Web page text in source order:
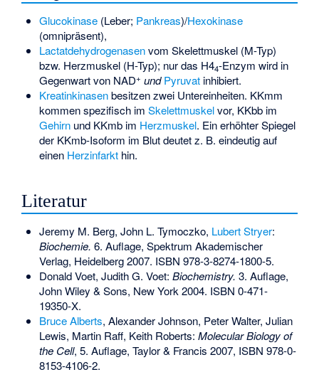
Glucokinase(Leber; Pankreas)/Hexokinase
(omnipräsent),
Lactatdehydrogenasenvom Skelettmuskel (M-Typ)
bzw. Herzmuskel (H-Typ); nur das H44-Enzym wird in
Gegenwart von NAD+ und Pyruvatinhibiert.
Kreatinkinasenbesitzen zwei Untereinheiten. KKmm
kommen spezifisch im Skelettmuskelvor, KKbb im
Gehirnund KKmb im Herzmuskel. Ein erhöhter Spiegel
der KKmb-Isoform im Blut deutet z. B. eindeutig auf
einen Herzinfarkthin.
Literatur
Jeremy M. Berg, John L. Tymoczko, Lubert Stryer:
Biochemie. 6. Auflage, Spektrum Akademischer
Verlag, Heidelberg 2007. ISBN 978-3-8274-1800-5.
Donald Voet, Judith G. Voet: Biochemistry. 3. Auflage,
John Wiley & Sons, New York 2004. ISBN 0-471-
19350-X.
Bruce Alberts, Alexander Johnson, Peter Walter, Julian
Lewis, Martin Raff, Keith Roberts: Molecular Biology of
the Cell, 5. Auflage, Taylor & Francis 2007, ISBN 978-0-
8153-4106-2.